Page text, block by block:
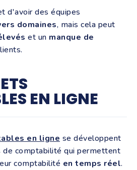
d'avoir des équipes
domaines, mais cela peut
et un manque de
EN LIGNE
en ligne se développent
de comptabilité qui permettent
comptabilité en temps réel.